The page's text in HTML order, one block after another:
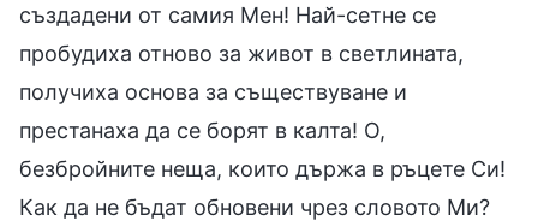
създадени от самия Мен! Най-сетне се
пробудиха отново за живот в светлината,
получиха основа за съществуване и
престанаха да се борят в калта! О,
безбройните неща, които държа в ръцете Си!
Как да не бъдат обновени чрез словото Ми?